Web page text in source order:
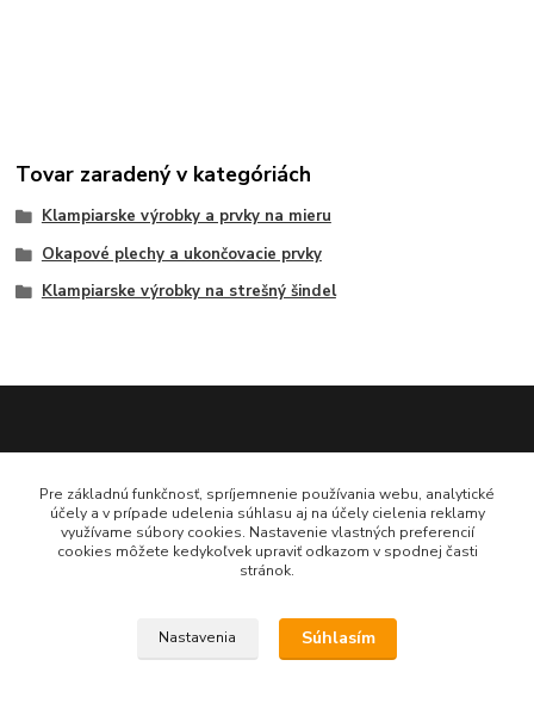
Tovar zaradený v kategóriách
Klampiarske výrobky a prvky na mieru
Okapové plechy a ukončovacie prvky
Klampiarske výrobky na strešný šindel
0948 484 313
Po-Pia 7:30-16:00 hod
doplnkykstrecham@gmail.com
Pre základnú funkčnosť, spríjemnenie používania webu, analytické
účely a v prípade udelenia súhlasu aj na účely cielenia reklamy
využívame súbory cookies. Nastavenie vlastných preferencií
cookies môžete kedykoľvek upraviť odkazom v spodnej časti
stránok.
Nastavenia Súhlasím